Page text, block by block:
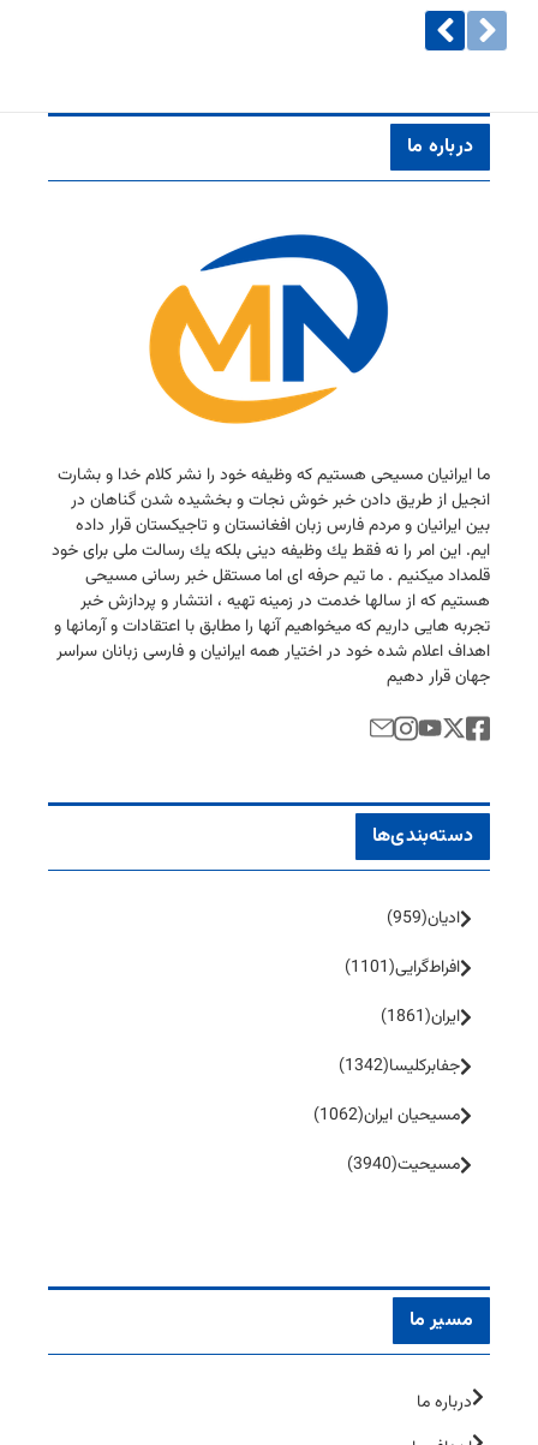
درباره ما
ما ایرانیان مسیحی هستیم كه وظیفه خود را نشر كلام خدا و بشارت
انجیل از طریق دادن خبر خوش نجات و بخشیده شدن گناهان در
بین ایرانیان و مردم فارس زبان افغانستان و تاجیكستان قرار داده
ایم. این امر را نه فقط یك وظیفه دینی بلكه یك رسالت ملی برای خود
قلمداد میكنیم . ما تیم حرفه ای اما مستقل خبر رسانی مسیحی
هستیم كه از سالها خدمت در زمینه تهیه ، انتشار و پردازش خبر
تجربه هایی داریم كه میخواهیم آنها را مطابق با اعتقادات و آرمانها و
اهداف اعلام شده خود در اختیار همه ایرانیان و فارسی زبانان سراسر
جهان قرار دهیم
دسته‌بندی‌ها
ادیان(959)
افراط‌گرایی(1101)
ایران(1861)
جفا‌بر‌کلیسا(1342)
مسیحیان ایران(1062)
مسیحیت(3940)
مسیر ما
درباره ما